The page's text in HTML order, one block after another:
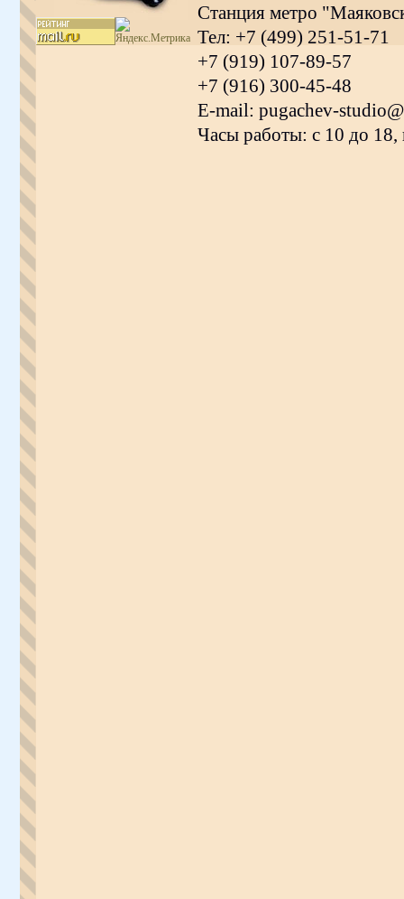
Станция метро
Тел: +7 (499) 251-51-71
+7 (919) 107-89-57
+7 (916) 300-45-48
E-mail: pugachev-
Часы работы: с 10 до 18,